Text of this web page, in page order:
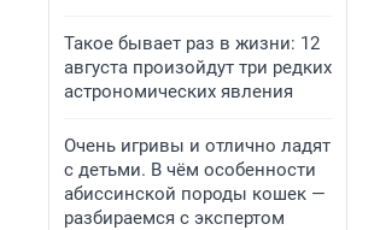
Такое бывает раз в жизни: 12
августа произойдут три редких
астрономических явления
Очень игривы и отлично ладят
с детьми. В чём особенности
абиссинской породы кошек —
разбираемся с экспертом